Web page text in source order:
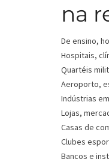
na
De ensino,
Hospitais,
Quartéis
Aeroporto,
Indústrias
Lojas,
Casas de
Clubes
Bancos e